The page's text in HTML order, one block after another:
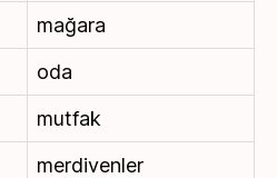
mağara
oda
mutfak
merdivenler